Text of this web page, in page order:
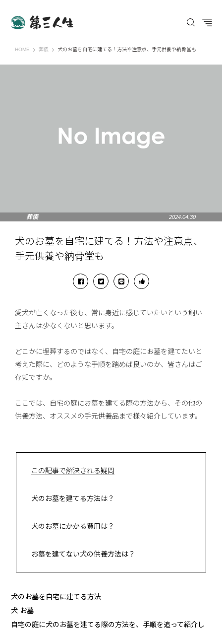
HOME 第三人生 〜寄り道の歩き方〜
葬儀 犬のお墓を自宅に建てる！方法や注意点、手元供養や納骨堂も
葬儀 2024.04.30
犬のお墓を自宅に建てる！方法や注意点、
手元供養や納骨堂も
愛犬が亡くなった後も、常に身近に感じていたいという飼い
主さんは少なくないと思います。
どこかに埋葬するのではなく、自宅の庭にお墓を建てたいと
考えた際に、どのような手順を踏めば良いのか、皆さんはご
存知ですか。
ここでは、自宅の庭にお墓を建てる際の方法から、その他の
供養方法、オススメの手元供養品まで様々紹介しています。
この記事で解決される疑問
犬のお墓を建てる方法は？
犬のお墓にかかる費用は？
お墓を建てない犬の供養方法は？
犬のお墓を自宅に建てる方法
犬 お墓
自宅の庭に犬のお墓を建てる際の方法を、手順を追って紹介し